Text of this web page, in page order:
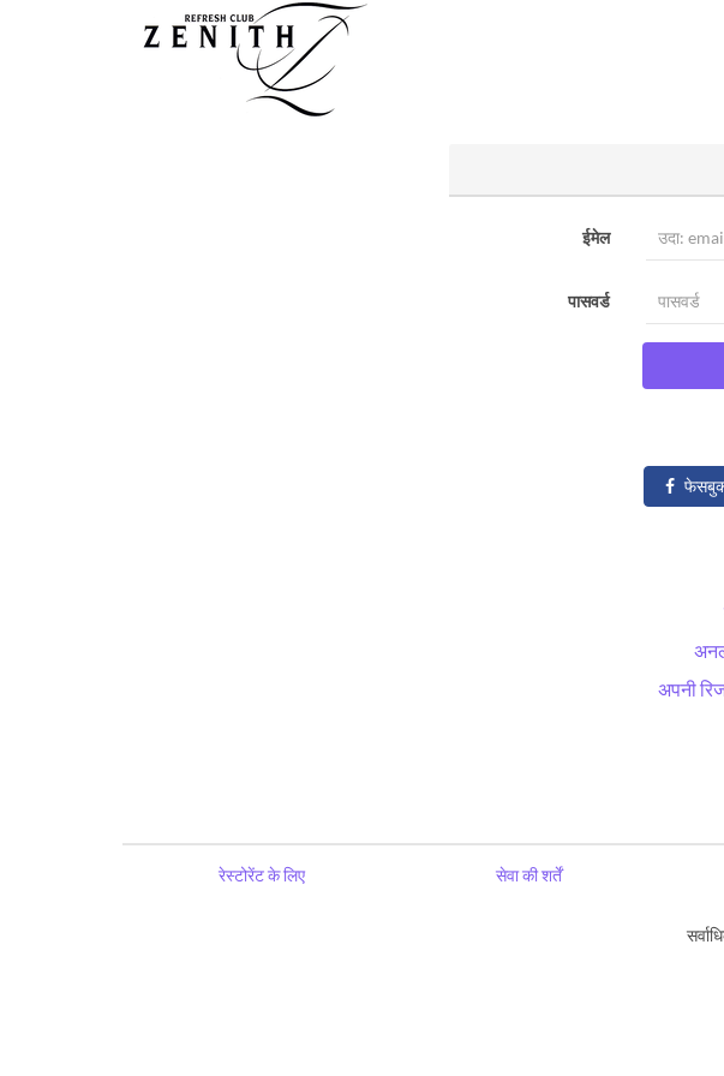
ईमेल
पासवर्ड
अपनी
रेस्टोरेंट के लिए सेवा की शर्तें